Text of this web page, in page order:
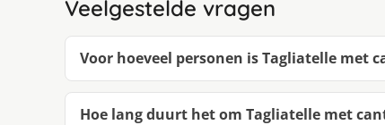
Veelgestelde vragen
Voor hoeveel personen is Tagliatelle met
Hoe lang duurt het om Tagliatelle met